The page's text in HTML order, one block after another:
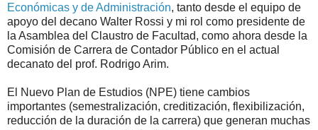
Económicas y de Administración, tanto desde el equipo de
apoyo del decano Walter Rossi y mi rol como presidente de
la Asamblea del Claustro de Facultad, como ahora desde la
Comisión de Carrera de Contador Público en el actual
decanato del prof. Rodrigo Arim.
El Nuevo Plan de Estudios (NPE) tiene cambios
importantes (semestralización, creditización, flexibilización,
reducción de la duración de la carrera) que generan muchas